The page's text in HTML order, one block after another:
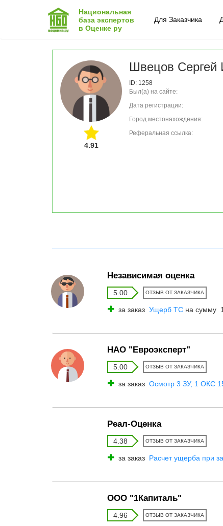
Национальная
база экспертов
в Оценке ру
Для Заказчика
4.91
Швецов Сергей
ID: 1258
Был(а) на сайте:
Дата регистрации:
Город местонахождения:
Реферальная ссылка:
Независимая оценка
5.00 ОТЗЫВ ОТ ЗАКАЗЧИКА
за заказ Ущерб ТС на сумму
НАО "Евроэксперт"
5.00 ОТЗЫВ ОТ ЗАКАЗЧИКА
за заказ Осмотр 3 ЗУ, 1 ОКС
Реал-Оценка
4.38 ОТЗЫВ ОТ ЗАКАЗЧИКА
за заказ Расчет ущерба при
ООО "1Капиталь"
4.96 ОТЗЫВ ОТ ЗАКАЗЧИКА